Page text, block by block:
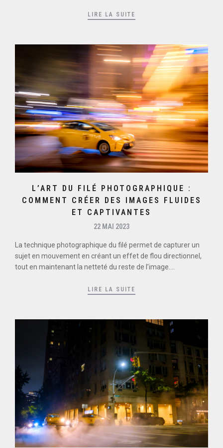
LIRE LA SUITE
L’ART DU FILÉ PHOTOGRAPHIQUE :
COMMENT CRÉER DES IMAGES FLUIDES
ET CAPTIVANTES
22 MAI 2023
La technique photographique du filé permet de capturer un
sujet en mouvement en créant un effet de flou directionnel,
tout en maintenant la netteté du reste de l’image....
LIRE LA SUITE